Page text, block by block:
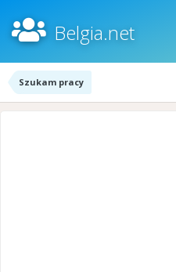
Belgia.net
Szukam pracy